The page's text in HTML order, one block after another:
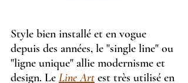
Style bien installé et en vogue
depuis des années, le "single line" ou
"ligne unique" allie modernisme et
design. Le Line Art est très utilisé en